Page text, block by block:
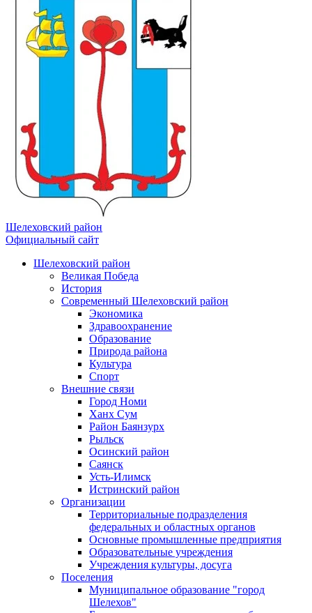
Шелеховский район
Официальный сайт
Шелеховский район
Великая Победа
История
Современный Шелеховский район
Экономика
Здравоохранение
Образование
Природа района
Культура
Спорт
Внешние связи
Город Номи
Ханх Сум
Район Баянзурх
Рыльск
Осинский район
Саянск
Усть-Илимск
Истринский район
Организации
Территориальные подразделения
федеральных и областных органов
Основные промышленные предприятия
Образовательные учреждения
Учреждения культуры, досуга
Поселения
Муниципальное образование "город
Шелехов"